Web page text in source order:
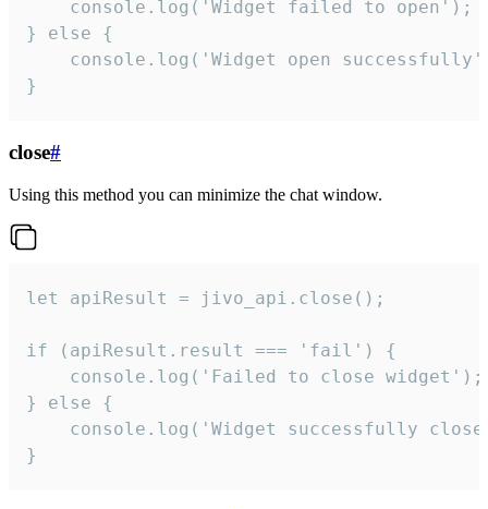
    console.log('Widget failed to open');
} else {
console.log('Widget open
}
close#
Using this method you can minimize the chat window.
let apiResult = jivo_api.close();
if (apiResult.result === 'fail') {
    console.log('Failed to close widget');
} else {
console.log('Widget successfully
}